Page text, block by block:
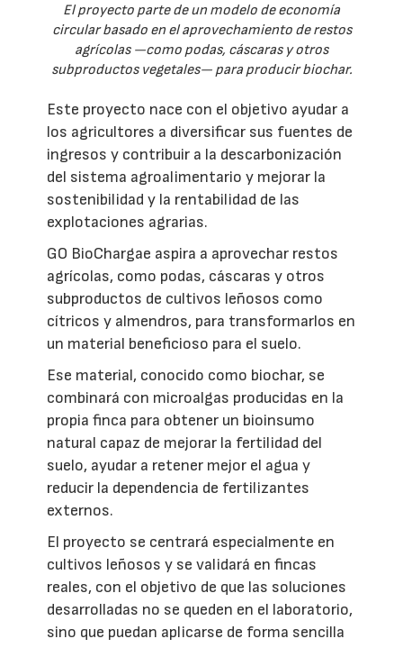
El proyecto parte de un modelo de economía
circular basado en el aprovechamiento de restos
agrícolas —como podas, cáscaras y otros
subproductos vegetales— para producir biochar.
Este proyecto nace con el objetivo ayudar a
los agricultores a diversificar sus fuentes de
ingresos y contribuir a la descarbonización
del sistema agroalimentario y mejorar la
sostenibilidad y la rentabilidad de las
explotaciones agrarias.
GO BioChargae aspira a aprovechar restos
agrícolas, como podas, cáscaras y otros
subproductos de cultivos leñosos como
cítricos y almendros, para transformarlos en
un material beneficioso para el suelo.
Ese material, conocido como biochar, se
combinará con microalgas producidas en la
propia finca para obtener un bioinsumo
natural capaz de mejorar la fertilidad del
suelo, ayudar a retener mejor el agua y
reducir la dependencia de fertilizantes
externos.
El proyecto se centrará especialmente en
cultivos leñosos y se validará en fincas
reales, con el objetivo de que las soluciones
desarrolladas no se queden en el laboratorio,
sino que puedan aplicarse de forma sencilla